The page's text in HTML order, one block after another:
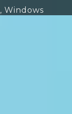
,Windows